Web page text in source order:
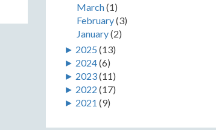
March(1)
February(3)
January(2)
► 2025 (13)
► 2024(6)
► 2023(11)
► 2022 (17)
► 2021 (9)